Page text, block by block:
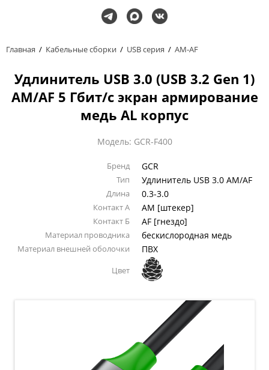
Главная / Кабельные сборки / USB серия / AM-AF
Удлинитель USB 3.0 (USB 3.2 Gen 1)
AM/AF 5 Гбит/с экран армирование
медь AL корпус
Модель: GCR-F400
Бренд GCR
Тип Удлинитель USB 3.0 AM/AF
Длина 0.3-3.0
Контакт А AM [штекер]
Контакт Б AF [гнездо]
Материал проводника бескислородная медь
Материал внешней оболочки ПВХ
Цвет